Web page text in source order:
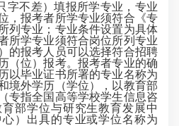
不差）填报所学专业，专业
，报考者所学专业须符合《专
列专业；专业条件设置为具体
所学专业须符合岗位所列专业
的报考人员可以选择符合招聘
（位）报考。报考者专业的确
以毕业证书所署的专业名称为
境外学历（学位），以教育部
专指全国高等学校学生信息咨
部学位与研究生教育发展中
）出具的专业或学位名称为